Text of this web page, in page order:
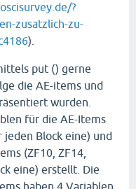
?
zusatzlich-zu-
).
put () gerne
die AE-items und
wurden.
für die AE-Items
jeden Block eine) und
(ZF10, ZF14,
eine) erstellt. Die
haben 4 Variablen